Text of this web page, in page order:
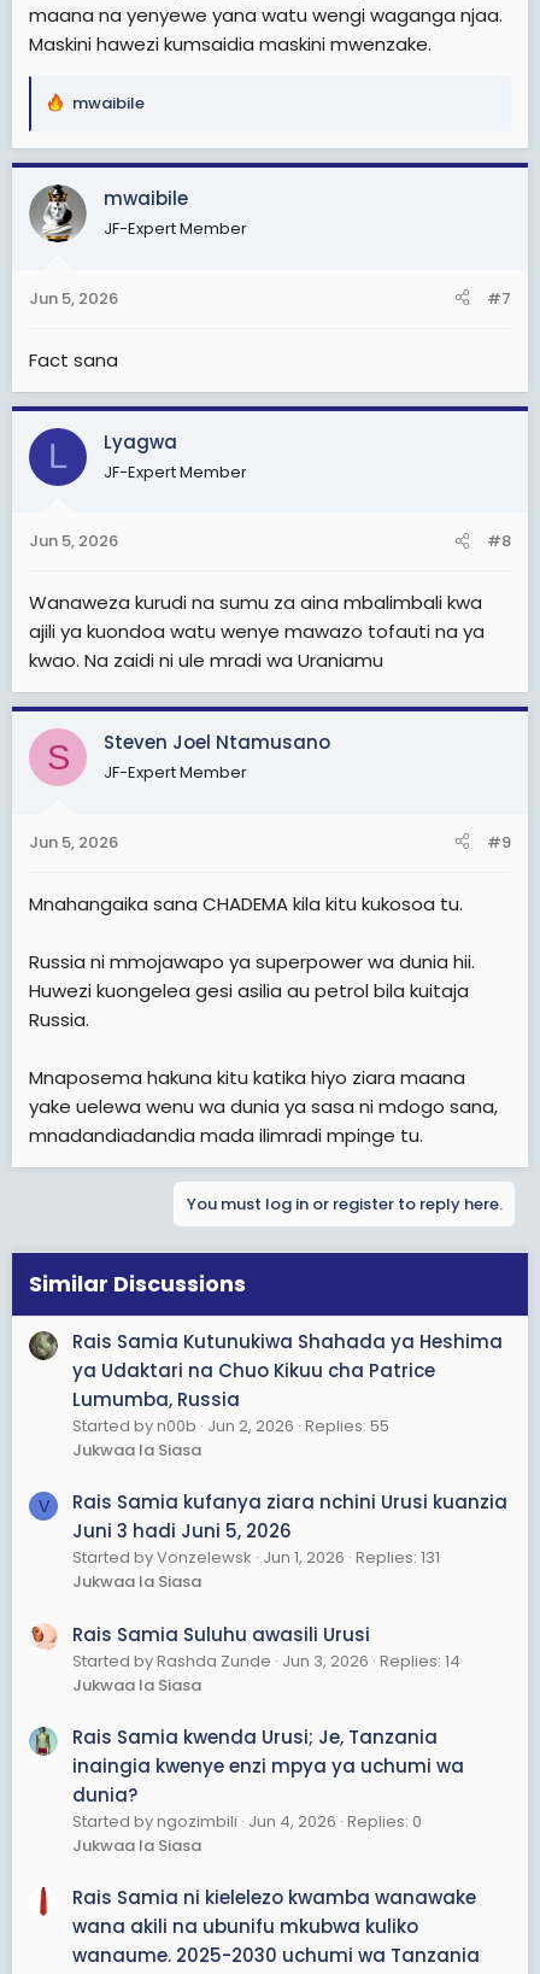
maana na yenyewe yana watu wengi waganga njaa.
Maskini hawezi kumsaidia maskini mwenzake.
R
a
c
t
i
s
mwaibile
mwaibile
JF-Expert Member
Jun 5, 2026 #7
Fact sana
L Lyagwa
JF-Expert Member
Jun 5, 2026 #8
Wanaweza kurudi na sumu za aina mbalimbali kwa
ajili ya kuondoa watu wenye mawazo tofauti na ya
kwao. Na zaidi ni ule mradi wa Uraniamu
S Steven Joel Ntamusano
JF-Expert Member
Jun 5, 2026 #9
Mnahangaika sana CHADEMA kila kitu kukosoa tu.
Russia ni mmojawapo ya superpower wa dunia hii.
Huwezi kuongelea gesi asilia au petrol bila kuitaja
Russia.
Mnaposema hakuna kitu katika hiyo ziara maana
yake uelewa wenu wa dunia ya sasa ni mdogo sana,
mnadandiadandia mada ilimradi mpinge tu.
You must log in or register to reply here.
Similar Discussions
Rais Samia Kutunukiwa Shahada ya Heshima
ya Udaktari na Chuo Kikuu cha Patrice
Lumumba, Russia
Started by n00b Jun 2, 2026 Replies: 55
Jukwaa la Siasa
V
Rais Samia kufanya ziara nchini Urusi kuanzia
Juni 3 hadi Juni 5, 2026
Started by Vonzelewsk Jun 1, 2026 Replies: 131
Jukwaa la Siasa
Rais Samia Suluhu awasili Urusi
Started by Rashda Zunde Jun 3, 2026 Replies: 14
Jukwaa la Siasa
Rais Samia kwenda Urusi; Je, Tanzania
inaingia kwenye enzi mpya ya uchumi wa
dunia?
Started by ngozimbili Jun 4, 2026 Replies: 0
Jukwaa la Siasa
Rais Samia ni kielelezo kwamba wanawake
wana akili na ubunifu mkubwa kuliko
wanaume. 2025-2030 uchumi wa Tanzania